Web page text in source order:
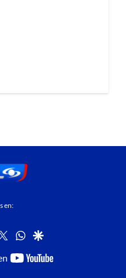
en:
twitterwhatsapp
google
youtube-